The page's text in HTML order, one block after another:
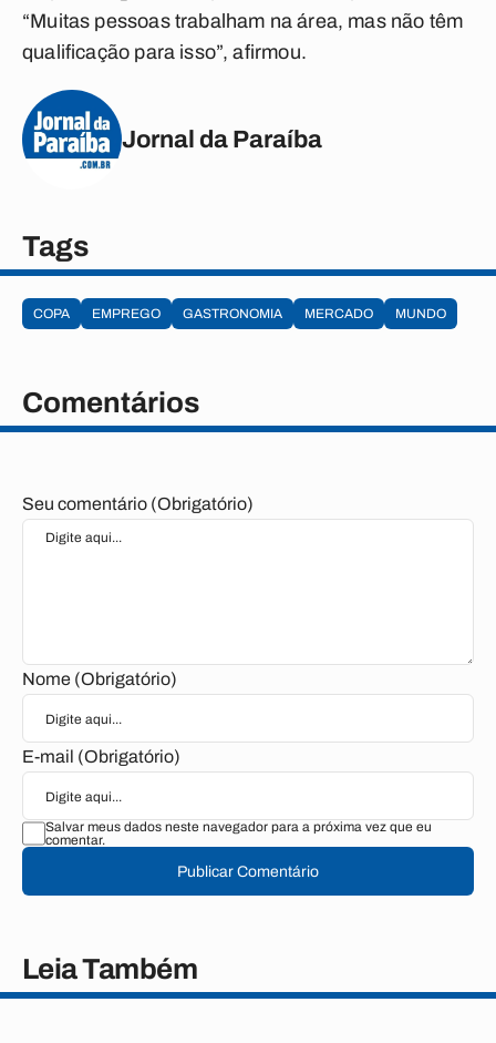
“Muitas pessoas trabalham na área, mas não têm
qualificação para isso”, afirmou.
Jornal da Paraíba
Tags
COPA EMPREGO GASTRONOMIA MERCADO MUNDO
Comentários
Seu comentário (Obrigatório)
Nome (Obrigatório)
E-mail (Obrigatório)
Salvar meus dados neste navegador para a próxima vez que eu
comentar.
Publicar Comentário
Leia Também